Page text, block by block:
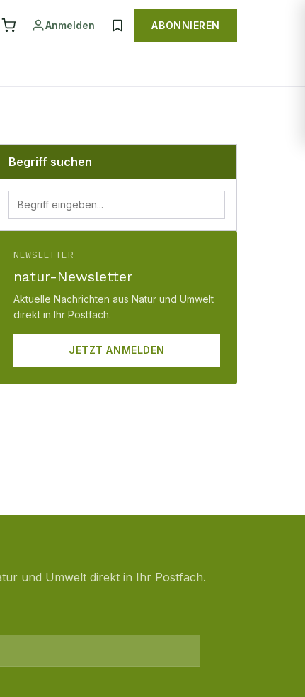
Anmelden ABONNIEREN
Begriff suchen
NEWSLETTER
natur-Newsletter
Aktuelle Nachrichten aus Natur und Umwelt
direkt in Ihr Postfach.
JETZT ANMELDEN
und Umwelt direkt in Ihr Postfach.